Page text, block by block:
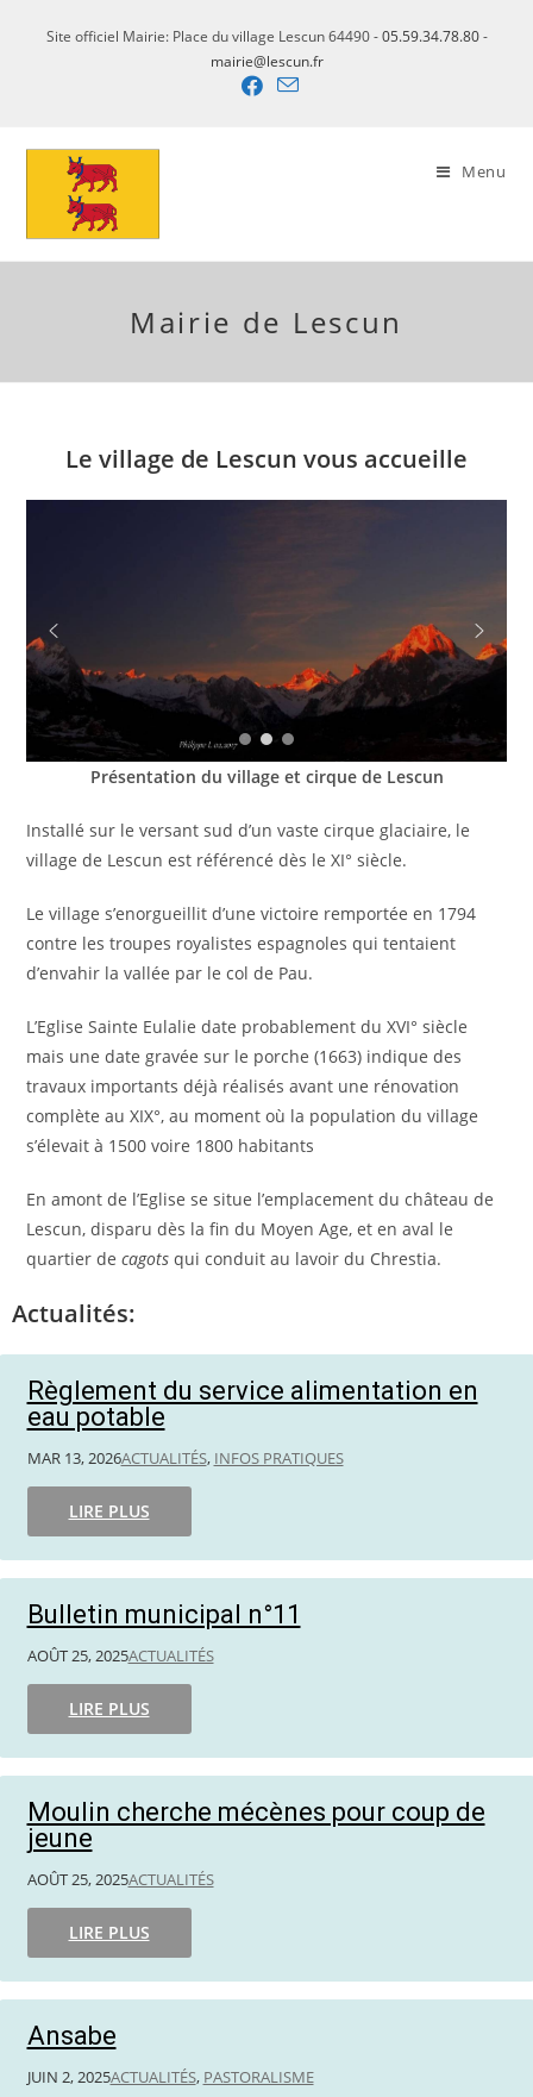
Site officiel Mairie: Place du village Lescun 64490 -05.59.34.78.80-
mairie@lescun.fr
Menu
Mairie de Lescun
Le village de Lescun vous accueille
Présentation du village et cirque de Lescun
Installé sur le versant sud d’un vaste cirque glaciaire, le
village de Lescun est référencé dès le XI° siècle.
Le village s’enorgueillit d’une victoire remportée en 1794
contre les troupes royalistes espagnoles qui tentaient
d’envahir la vallée par le col de Pau.
L’Eglise Sainte Eulalie date probablement du XVI° siècle
mais une date gravée sur le porche (1663) indique des
travaux importants déjà réalisés avant une rénovation
complète au XIX°, au moment où la population du village
s’élevait à 1500 voire 1800 habitants
En amont de l’Eglise se situe l’emplacement du château de
Lescun, disparu dès la fin du Moyen Age, et en aval le
quartier decagots qui conduit au lavoir du Chrestia.
Actualités:
Règlement du service alimentation en
eau potable
MAR 13, 2026ACTUALITÉS, INFOS PRATIQUES
LIRE PLUS
Bulletin municipal n°11
AOÛT 25, 2025ACTUALITÉS
LIRE PLUS
Moulin cherche mécènes pour coup de
jeune
AOÛT 25, 2025ACTUALITÉS
LIRE PLUS
Ansabe
JUIN 2, 2025ACTUALITÉS, PASTORALISME